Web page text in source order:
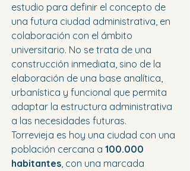
estudio para definir el concepto de
una futura ciudad administrativa, en
colaboración con el ámbito
universitario. No se trata de una
construcción inmediata, sino de la
elaboración de una base analítica,
urbanística y funcional que permita
adaptar la estructura administrativa
a las necesidades futuras.
Torrevieja es hoy una ciudad con una
población cercana a 100.000
habitantes, con una marcada